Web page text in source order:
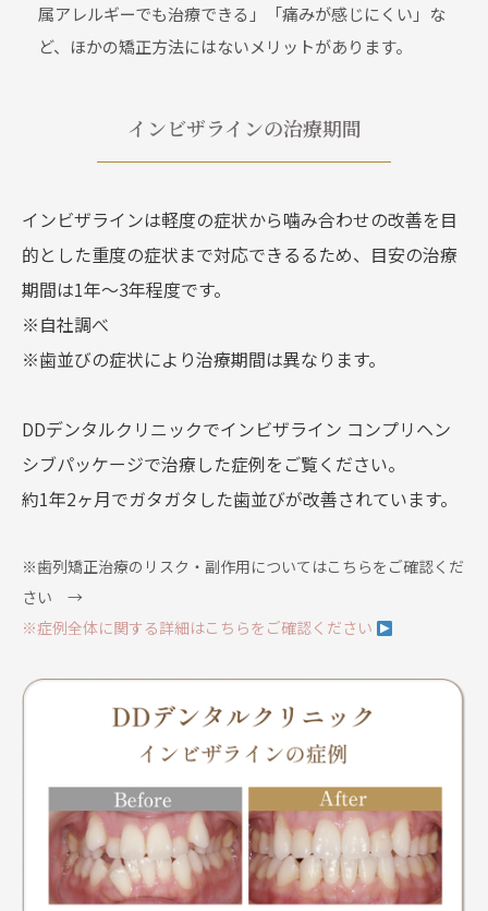
属アレルギーでも治療できる」「痛みが感じにくい」な
ど、ほかの矯正方法にはないメリットがあります。
インビザラインの治療期間
インビザラインは軽度の症状から噛み合わせの改善を目
的とした重度の症状まで対応できるるため、目安の治療
期間は1年～3年程度です。
※自社調べ
※歯並びの症状により治療期間は異なります。
DDデンタルクリニックでインビザライン コンプリヘン
シブパッケージで治療した症例をご覧ください。
約1年2ヶ月でガタガタした歯並びが改善されています。
※歯列矯正治療のリスク・副作用についてはこちらをご確認くだ
さい →
※症例全体に関する詳細はこちらをご確認ください